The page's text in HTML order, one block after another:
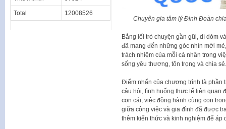
Chuyên gia tâm lý Đinh Đoàn
Bằng lối trò chuyện gần gũi, dí dỏm
đã mang đến những góc nhìn mới
trách nhiệm của mỗi cá nhân trong
sống yêu thương, tôn trọng và chia sẻ.
Điểm nhấn của chương trình là phần
câu hỏi, tình huống thực tế liên quan
con cái, việc đồng hành cùng con
giữa công việc và gia đình đã được
thêm kiến thức và kinh nghiệm để áp
Total 12008526